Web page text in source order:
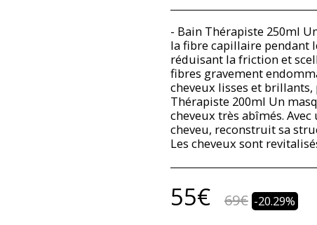
- Bain Thérapiste 250ml
la fibre capillaire pendant
réduisant la friction et
fibres gravement
cheveux lisses et
Thérapiste 200ml Un
cheveux très abîmés.
cheveu, reconstruit sa
Les cheveux sont
55€ 69€ -20.29%